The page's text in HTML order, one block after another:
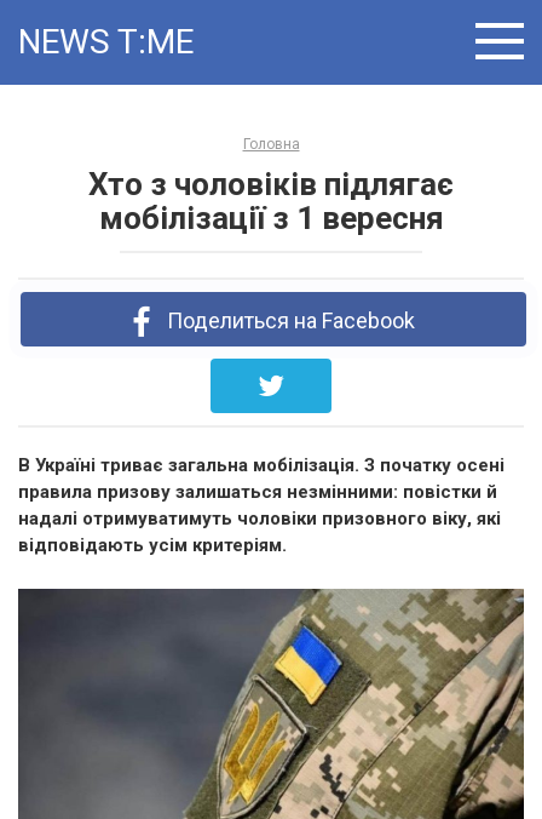
NEWS T:ME
Головна
Хто з чоловіків підлягає
мобілізації з 1 вересня
Поделиться на Facebook
В Україні триває загальна мобілізація. З початку осені
правила призову залишаться незмінними: повістки й
надалі отримуватимуть чоловіки призовного віку, які
відповідають усім критеріям.